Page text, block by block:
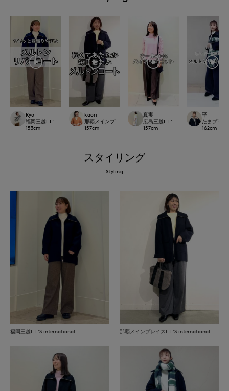
Ryo
福岡三越I.T.'S.international
153cm
kaori
那覇メインプレイスI.T.'S.international
157cm
真実
広島三越I.T.'S.international
157cm
平
たまプラ
162cm
スタイリング
Styling
福岡三越I.T.'S.international 那覇メインプレイスI.T.'S.international